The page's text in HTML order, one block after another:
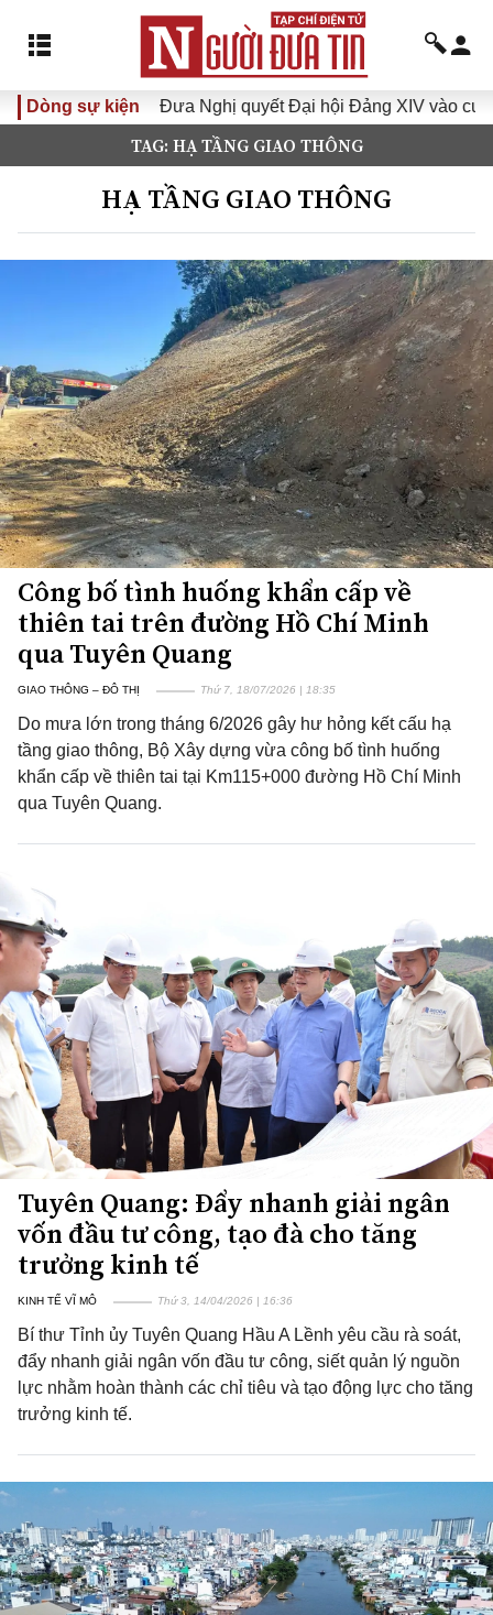
Dòng sự kiện
Nghị quyết Đại hội Đảng XIV vào cuộc sống Hướng tới
TAG: HẠ TẦNG GIAO THÔNG
HẠ TẦNG GIAO THÔNG
Công bố tình huống khẩn cấp về
thiên tai trên đường Hồ Chí Minh
qua Tuyên Quang
GIAO THÔNG – ĐÔ THỊ Thứ 7, 18/07/2026 | 18:35
Do mưa lớn trong tháng 6/2026 gây hư hỏng kết cấu hạ
tầng giao thông, Bộ Xây dựng vừa công bố tình huống
khẩn cấp về thiên tai tại Km115+000 đường Hồ Chí Minh
qua Tuyên Quang.
Tuyên Quang: Đẩy nhanh giải ngân
vốn đầu tư công, tạo đà cho tăng
trưởng kinh tế
KINH TẾ VĨ MÔ Thứ 3, 14/04/2026 | 16:36
Bí thư Tỉnh ủy Tuyên Quang Hầu A Lềnh yêu cầu rà soát,
đẩy nhanh giải ngân vốn đầu tư công, siết quản lý nguồn
lực nhằm hoàn thành các chỉ tiêu và tạo động lực cho tăng
trưởng kinh tế.